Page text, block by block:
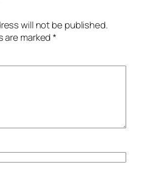
will not be published.
are marked*